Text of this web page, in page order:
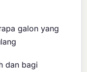
galon yang
dan bagi